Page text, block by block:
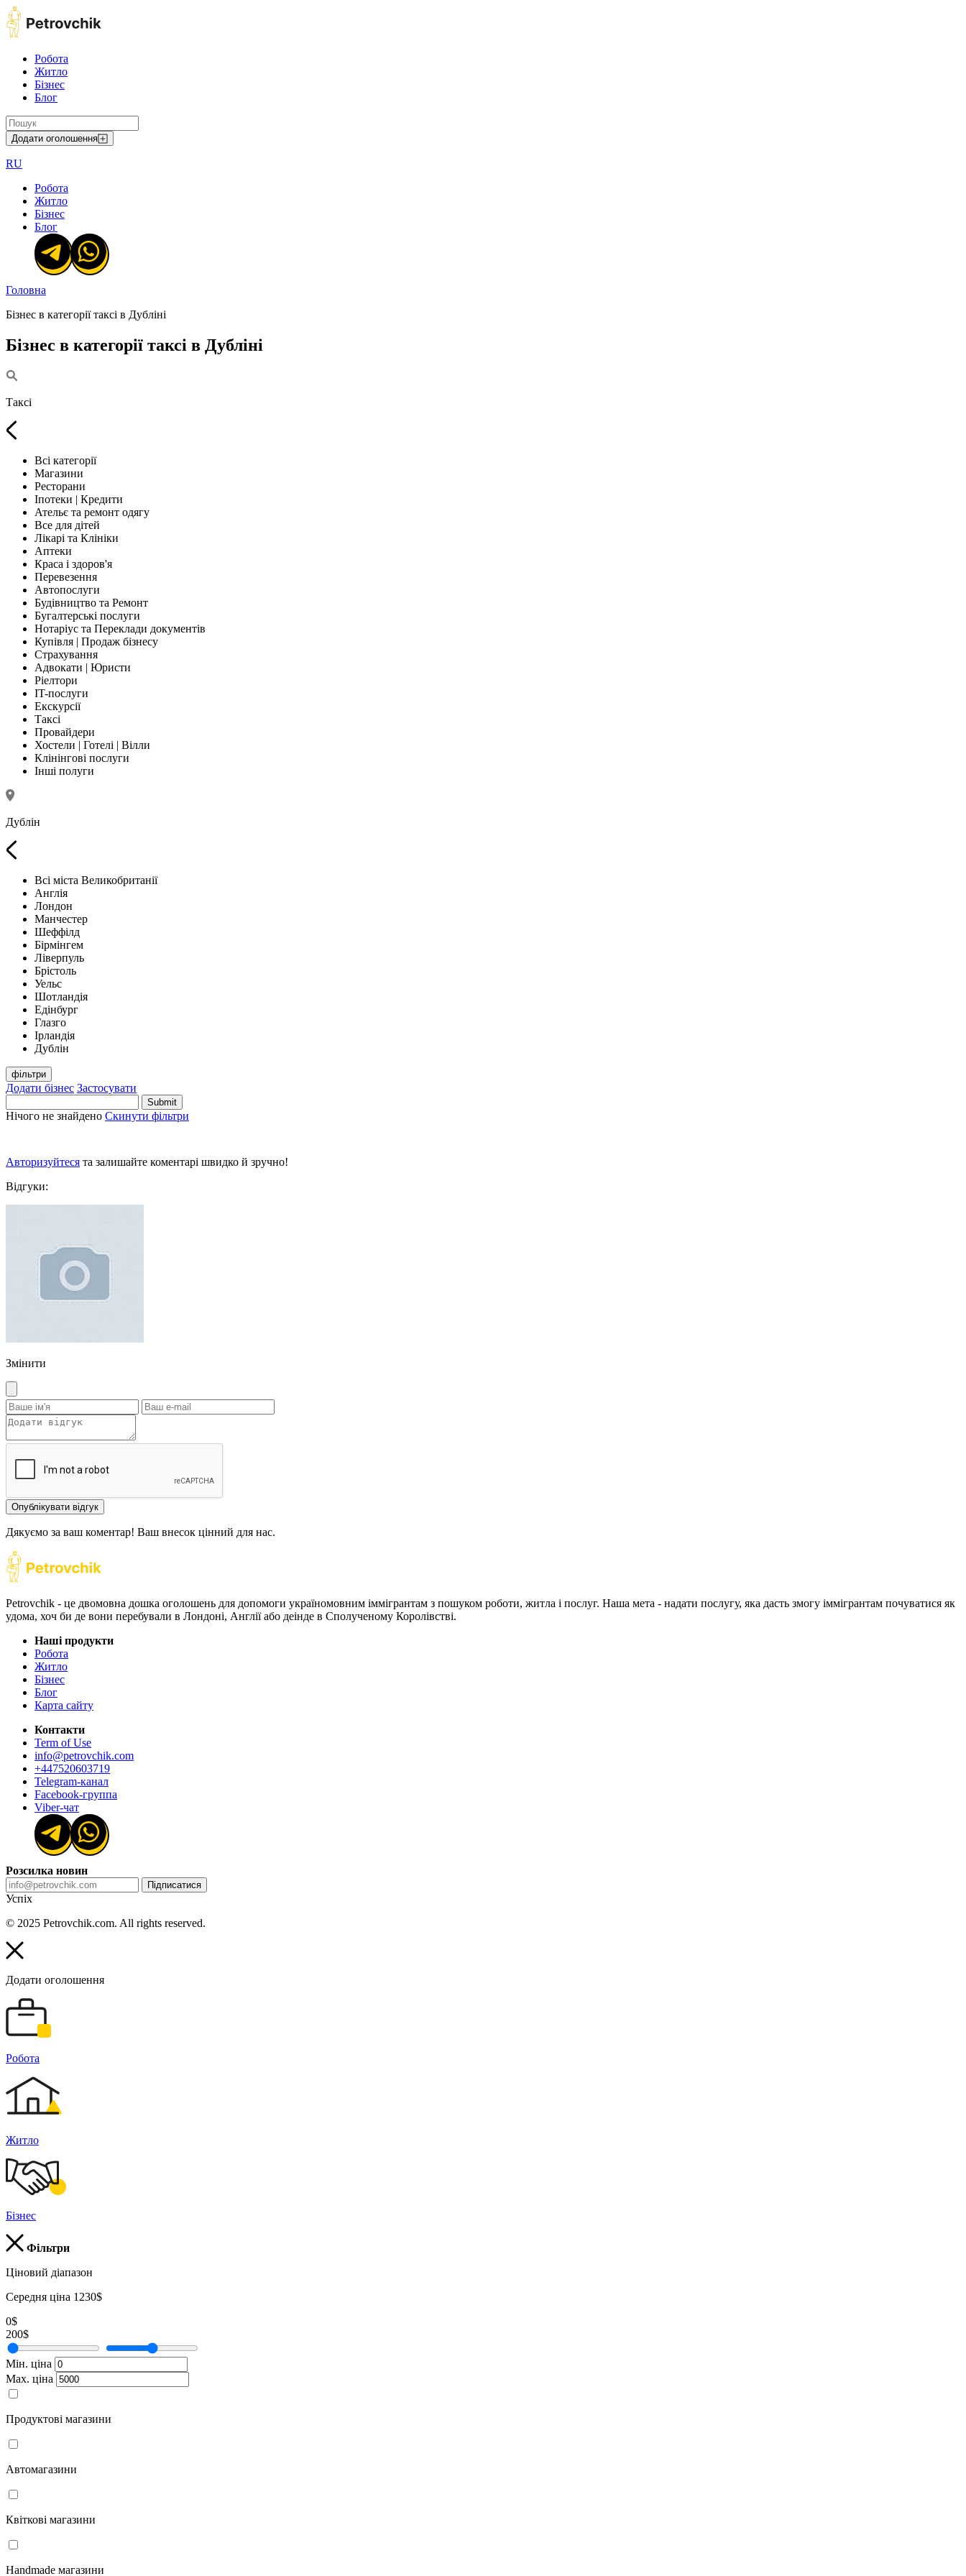
Робота
Житло
Бізнес
Блог
Додати оголошення
RU
Робота
Житло
Бізнес
Блог
Головна
Бізнес в категорії таксі в Дубліні
Бізнес в категорії таксі в Дубліні
Таксі
Всі категорії
Магазини
Ресторани
Іпотеки | Кредити
Ательє та ремонт одягу
Все для дітей
Лікарі та Клініки
Аптеки
Краса і здоров'я
Перевезення
Автопослуги
Будівництво та Ремонт
Бугалтерські послуги
Нотаріус та Переклади документів
Купівля | Продаж бізнесу
Страхування
Адвокати | Юристи
Ріелтори
IT-послуги
Екскурсії
Таксі
Провайдери
Хостели | Готелі | Вілли
Клінінгові послуги
Інші полуги
Дублін
Всі міста Великобританії
Англія
Лондон
Манчестер
Шеффілд
Бірмінгем
Ліверпуль
Брістоль
Уельс
Шотландія
Едінбург
Глазго
Ірландія
Дублін
фільтри
Додати бізнес Застосувати
Нічого не знайдено Скинути фільтри
Авторизуйтеся та залишайте коментарі швидко й зручно!
Відгуки:
Змінити
Опублікувати відгук
Дякуємо за ваш коментар! Ваш внесок цінний для нас.
Petrovchik - це двомовна дошка оголошень для допомоги україномовним іммігрантам з пошуком роботи, житла і послуг. Наша мета - надати послугу, яка дасть змогу іммігрантам почуватися як
удома, хоч би де вони перебували в Лондоні, Англії або деінде в Сполученому Королівстві.
Наші продукти
Робота
Житло
Бізнес
Блог
Карта сайту
Контакти
Term of Use
info@petrovchik.com
+447520603719
Telegram-канал
Facebook-группа
Viber-чат
Розсилка новин
Підписатися
Успіх
© 2025 Petrovchik.com. All rights reserved.
Додати оголошення
Робота
Житло
Бізнес
Фільтри
Ціновий діапазон
Середня ціна 1230$
0$
200$
Мін. ціна
Мах. ціна
Продуктові магазини
Автомагазини
Квіткові магазини
Handmade магазини